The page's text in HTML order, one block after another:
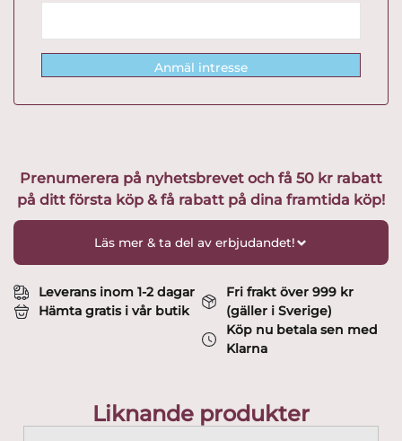
Anmäl intresse
Prenumerera på nyhetsbrevet och få 50 kr rabatt
på ditt första köp & få rabatt på dina framtida köp!
Läs mer & ta del av erbjudandet!
Leverans inom 1-2 dagar
Hämta gratis i vår butik
Fri frakt över 999 kr
(gäller i Sverige)
Köp nu betala sen med
Klarna
Liknande produkter